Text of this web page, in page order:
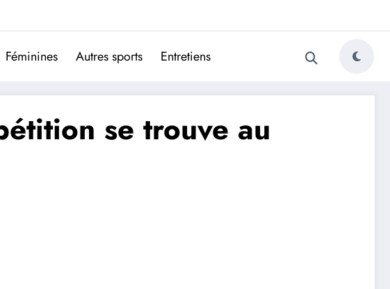
portugais
Féminines Autres sports Entretiens
se trouve au